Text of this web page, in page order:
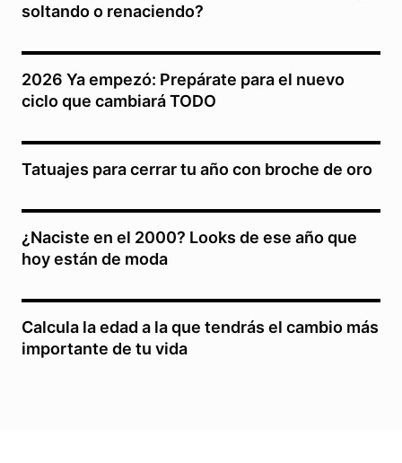
soltando o renaciendo?
2026 Ya empezó: Prepárate para el nuevo
ciclo que cambiará TODO
Tatuajes para cerrar tu año con broche de oro
¿Naciste en el 2000? Looks de ese año que
hoy están de moda
Calcula la edad a la que tendrás el cambio más
importante de tu vida